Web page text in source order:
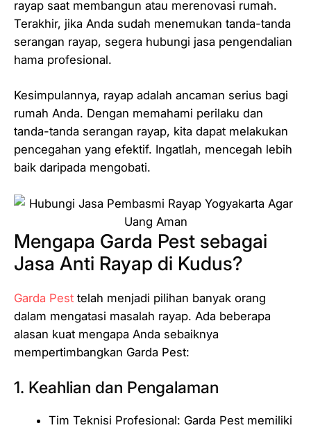
rayap saat membangun atau merenovasi rumah.
Terakhir, jika Anda sudah menemukan tanda-tanda
serangan rayap, segera hubungi jasa pengendalian
hama profesional.
Kesimpulannya, rayap adalah ancaman serius bagi
rumah Anda. Dengan memahami perilaku dan
tanda-tanda serangan rayap, kita dapat melakukan
pencegahan yang efektif. Ingatlah, mencegah lebih
baik daripada mengobati.
Mengapa Garda Pest sebagai
Jasa Anti Rayap di Kudus?
Garda Pest telah menjadi pilihan banyak orang
dalam mengatasi masalah rayap. Ada beberapa
alasan kuat mengapa Anda sebaiknya
mempertimbangkan Garda Pest:
1. Keahlian dan Pengalaman
Tim Teknisi Profesional: Garda Pest memiliki